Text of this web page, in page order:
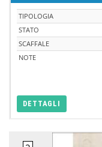
TIPOLOGIA
STATO
SCAFFALE
NOTE
DETTAGLI